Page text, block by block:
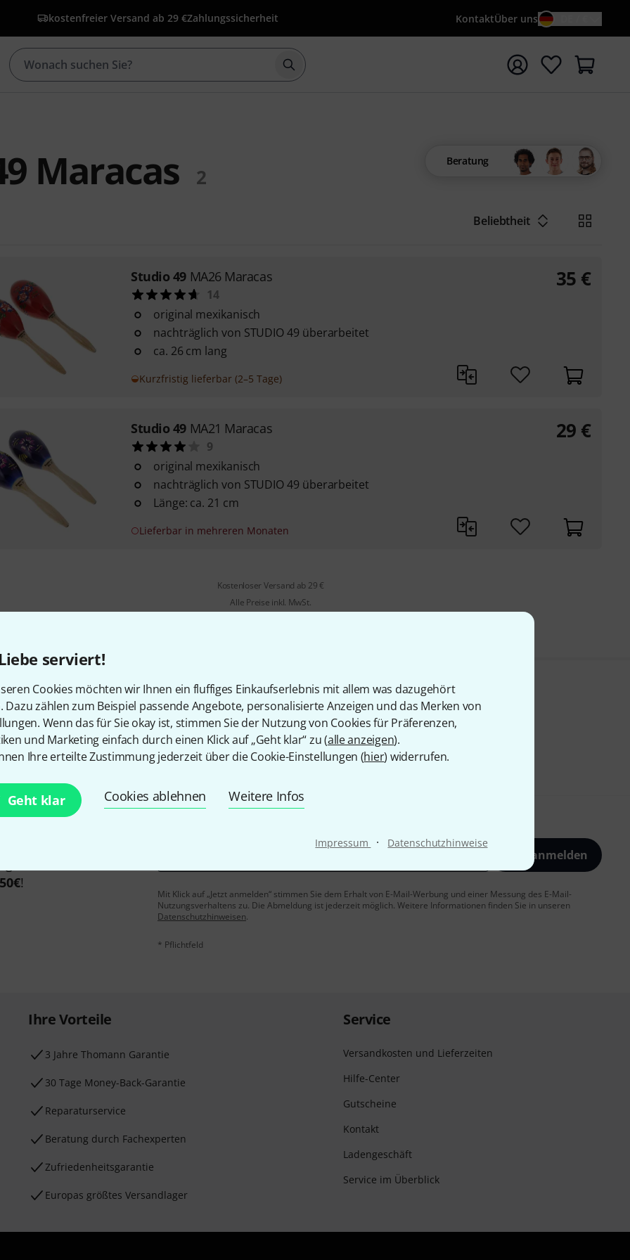
serviert!
Cookies möchten wir Ihnen ein fluffiges Einkaufserlebnis mit allem was dazugehört
Dazu zählen zum Beispiel passende Angebote, personalisierte Anzeigen und das Merken von
Wenn das für Sie okay ist, stimmen Sie der Nutzung von Cookies für Präferenzen,
und Marketing einfach durch einen Klick auf „Geht klar“ zu (alle anzeigen).
Ihre erteilte Zustimmung jederzeit über die Cookie-Einstellungen (hier) widerrufen.
Geht klar Cookies ablehnen Weitere Infos
Impressum · Datenschutzhinweise
kostenfreier Versand ab 29 €Zahlungssicherheit KontaktÜber uns
Suche mit Suchwort {searchTerm} starten
Maracas 2
Beratung
Beliebtheit
Studio 49 MA26 Maracas
14
original mexikanisch
nachträglich von STUDIO 49 überarbeitet
ca. 26 cm lang
Kurzfristig lieferbar (2–5 Tage)
35 €
Studio 49 MA21 Maracas
9
original mexikanisch
nachträglich von STUDIO 49 überarbeitet
Länge: ca. 21 cm
Lieferbar in mehreren Monaten
29 €
Kostenloser Versand ab 29 €
Alle Preise inkl. MwSt.
Gefällt Ihnen, was Sie sehen?
Teilen Hilfe & Feedback
mit etwas Glück
50€!
Jetzt anmelden
Mit Klick auf „Jetzt anmelden“ stimmen Sie dem Erhalt von E-Mail-Werbung und einer Messung des E-Mail-
Nutzungsverhaltens zu. Die Abmeldung ist jederzeit möglich. Weitere Informationen finden Sie in unseren
Datenschutzhinweisen.
* Pflichtfeld
Ihre Vorteile
3 Jahre Thomann Garantie
30 Tage Money-Back-Garantie
Reparaturservice
Beratung durch Fachexperten
Zufriedenheitsgarantie
Europas größtes Versandlager
Service
Versandkosten und Lieferzeiten
Hilfe-Center
Gutscheine
Kontakt
Ladengeschäft
Service im Überblick